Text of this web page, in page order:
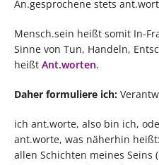
An.gesprochene stets
Mensch.sein heißt somit In-
Sinne von Tun, Handeln,
heißt Ant.worten.
Daher formuliere ich:
ich ant.worte, also bin ich,
ant.worte, was näherhin
allen Schichten meines Seins